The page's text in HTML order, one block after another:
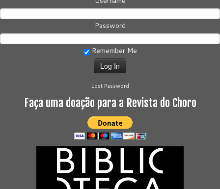
Password
Remember Me
Lost Password
Faça uma doação para a Revista do Choro